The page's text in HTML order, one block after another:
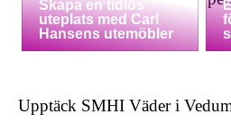
Skapa en tidlös
uteplats med Carl
Hansens utemöbler
Upptäck SMHI Väder i